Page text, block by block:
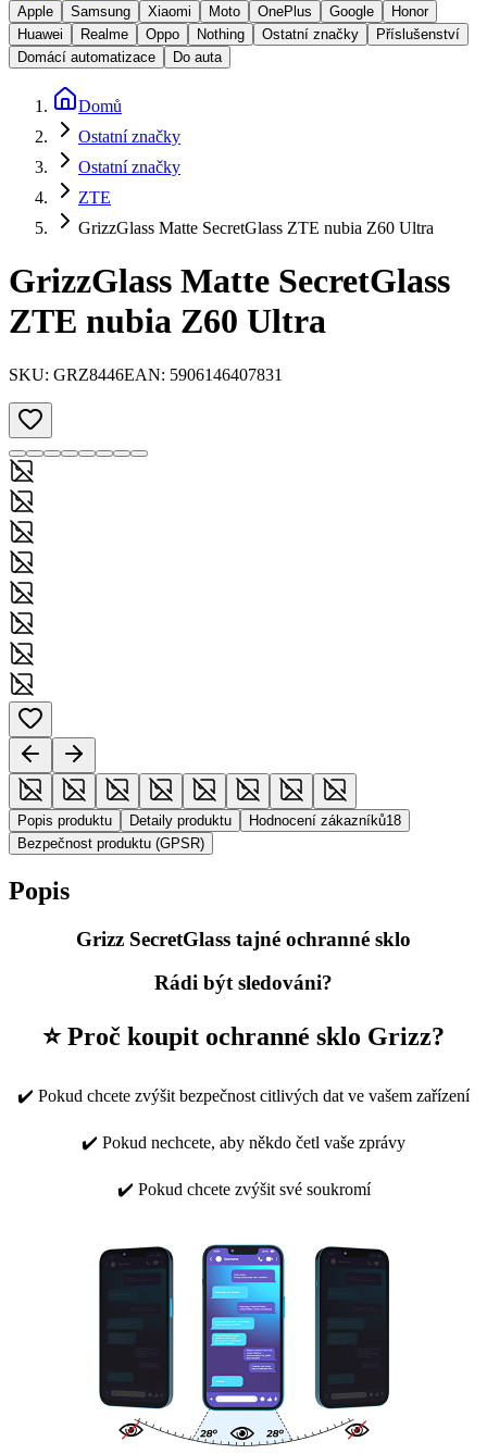
Apple Samsung Xiaomi Moto OnePlus Google
Honor
Huawei
Realme Oppo Nothing Ostatní značky
Příslušenství
Domácí automatizace
Do auta
Domů
Ostatní značky
Ostatní značky
ZTE
GrizzGlass Matte SecretGlass ZTE nubia Z60 Ultra
GrizzGlass Matte SecretGlass
ZTE nubia Z60 Ultra
SKU: GRZ8446EAN: 5906146407831
Popis produktu Detaily produktu Hodnocení zákazníků18
Bezpečnost produktu (GPSR)
Popis
Grizz SecretGlass tajné ochranné sklo
Rádi být sledováni?
⭐ Proč koupit ochranné sklo Grizz?
✔️ Pokud chcete zvýšit bezpečnost citlivých dat ve vašem zařízení
✔️ Pokud nechcete, aby někdo četl vaše zprávy
✔️ Pokud chcete zvýšit své soukromí